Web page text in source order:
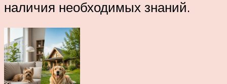
наличия необходимых знаний.